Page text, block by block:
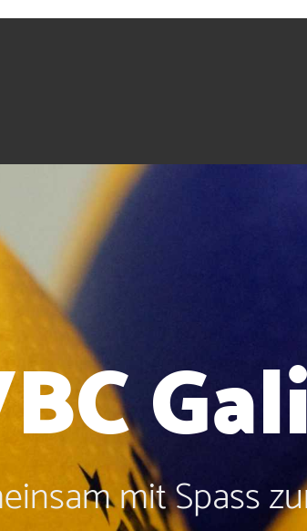
mit Spass